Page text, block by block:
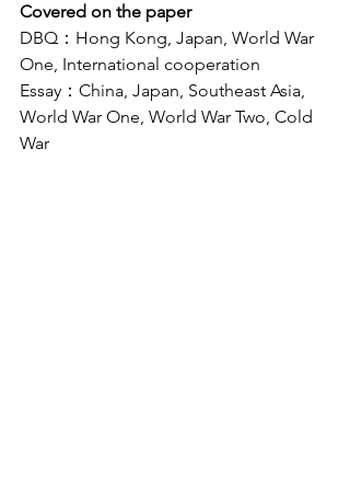
Covered on the paper
DBQ：Hong Kong, Japan, World War
One, International cooperation
Essay：China, Japan, Southeast Asia,
World War One, World War Two, Cold
War